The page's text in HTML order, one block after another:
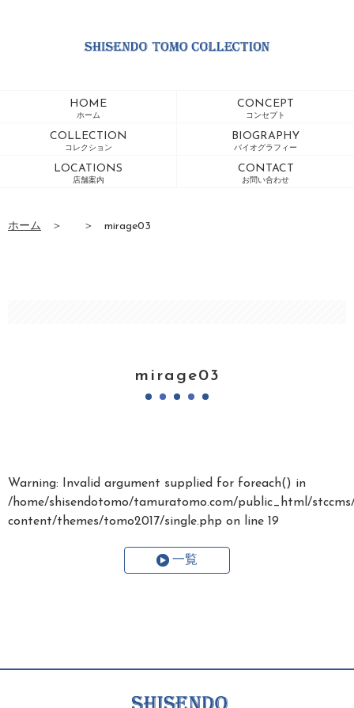
HOME
ホーム
CONCEPT
コンセプト
COLLECTION
コレクション
BIOGRAPHY
バイオグラフィー
LOCATIONS
店舗案内
CONTACT
お問い合わせ
ホーム ＞ ＞ mirage03
mirage03
Warning: Invalid argument supplied for foreach() in
/home/shisendotomo/tamuratomo.com/public_html/
content/themes/tomo2017/single.php on line 19
一覧